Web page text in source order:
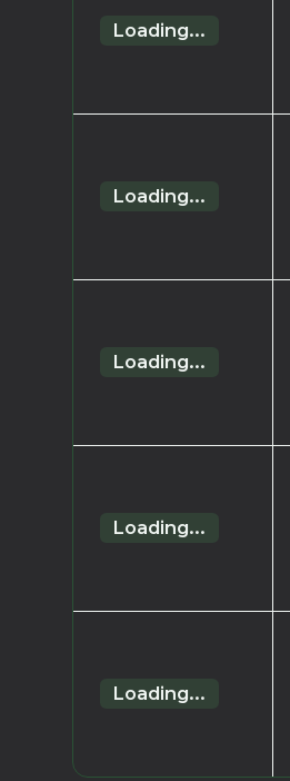
Loading...
Loading...
Loading...
Loading...
Loading...